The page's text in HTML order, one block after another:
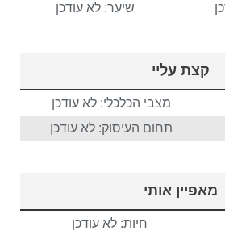
שיער: לא עודכן
קצת עליי
מצבי הכלכלי: לא עודכן
תחום העיסוק: לא עודכן
מאפיין אותי
חיות: לא עודכן